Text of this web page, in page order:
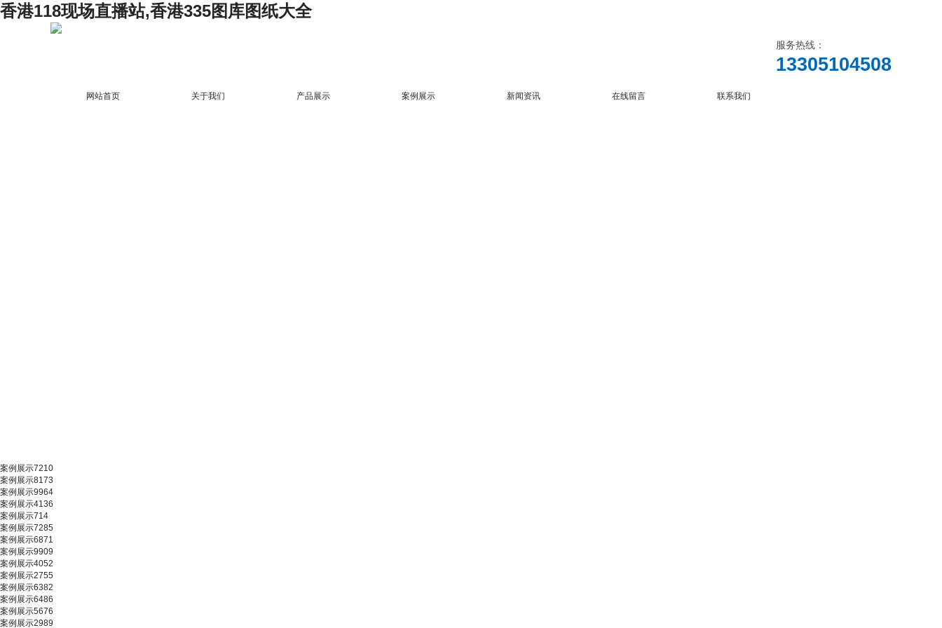
香港118现场直播站,香港335图库图纸大全
服务热线：
13305104508
网站首页 关于我们 产品展示 案例展示 新闻资讯 在线留言 联系我们
案例展示7210
案例展示8173
案例展示9964
案例展示4136
案例展示714
案例展示7285
案例展示6871
案例展示9909
案例展示4052
案例展示2755
案例展示6382
案例展示6486
案例展示5676
案例展示2989